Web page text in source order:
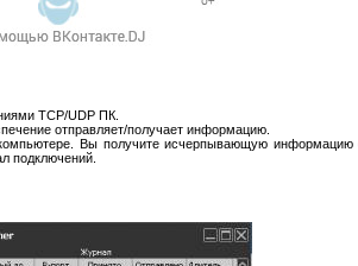
TCP/UDP ПК.
отправляет/получает информацию.
Вы получите исчерпывающую информацию
подключений.